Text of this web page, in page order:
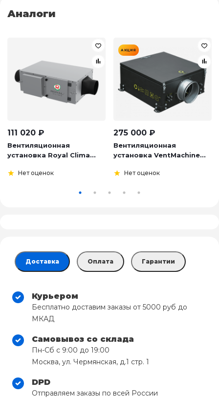
Аналоги
111 020 ₽
Вентиляционная
установка Royal Clima...
Нет оценок
АКЦИЯ
275 000 ₽
Вентиляционная
установка VentMachine...
Нет оценок
Доставка Оплата Гарантии
Курьером
Бесплатно доставим заказы от 5000 руб до
МКАД
Самовывоз со склада
Пн-Сб с 9:00 до 19:00
Москва, ул. Чермянская, д.1 стр. 1
DPD
Отправляем заказы по всей России